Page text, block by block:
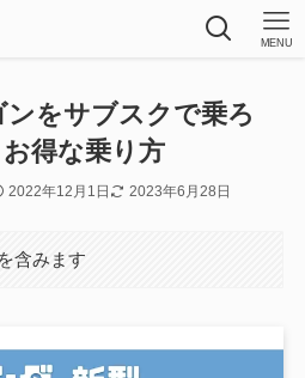
MENU
をサブスクで乗ろ
得な乗り方
2022年12月1日 2023年6月28日
含みます